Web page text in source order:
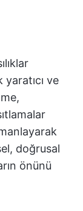
ve
doğrusal
önünü